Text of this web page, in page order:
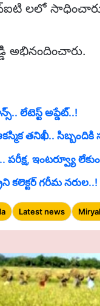
లలో
అభినందించారు.
లేటెస్ట్ అప్డేట్..!
తనిఖీ.. సిబ్బందికి
ఇంటర్వ్యూ
గరీమ నరుల..!
Latest news